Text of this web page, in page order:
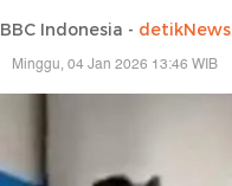
BBC Indonesia - detikNews
Minggu, 04 Jan 2026 13:46 WIB